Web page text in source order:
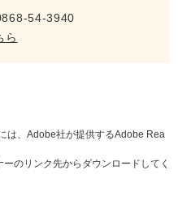
54-3940
ら
は、Adobe社が提供するAdobe Rea
のリンク先からダウンロードしてく